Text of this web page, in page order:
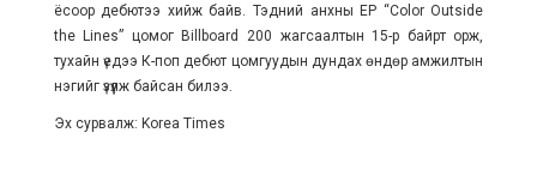
ёсоор дебютээ хийж байв. Тэдний анхны EP “Color Outside
the Lines” цомог Billboard 200 жагсаалтын 15-р байрт орж,
тухайн үедээ К-поп дебют цомгуудын дундах өндөр амжилтын
нэгийг үзүүлж байсан билээ.
Эх сурвалж: Korea Times